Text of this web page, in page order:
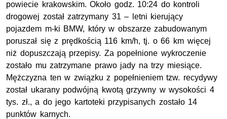
powiecie krakowskim. Około godz. 10:24 do kontroli
drogowej został zatrzymany 31 – letni kierujący
pojazdem m-ki BMW, który w obszarze zabudowanym
poruszał się z prędkością 116 km/h, tj. o 66 km więcej
niż dopuszczają przepisy. Za popełnione wykroczenie
zostało mu zatrzymane prawo jady na trzy miesiące.
Mężczyzna ten w związku z popełnieniem tzw. recydywy
został ukarany podwójną kwotą grzywny w wysokości 4
tys. zł., a do jego kartoteki przypisanych zostało 14
punktów karnych.